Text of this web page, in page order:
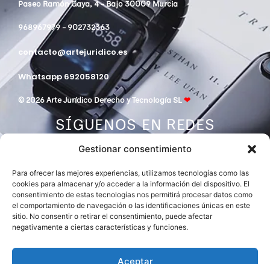
Gestionar consentimiento
Para ofrecer las mejores experiencias, utilizamos tecnologías como las
cookies para almacenar y/o acceder a la información del dispositivo. El
consentimiento de estas tecnologías nos permitirá procesar datos como
el comportamiento de navegación o las identificaciones únicas en este
sitio. No consentir o retirar el consentimiento, puede afectar
negativamente a ciertas características y funciones.
Aceptar
Paseo Ramón Gaya, 4 - Bajo 30009 Murcia
968967979 - 902732363
contacto@artejuridico.es
Whatsapp 692058120
© 2026 Arte Jurídico Derecho y Tecnología SL ❤
SÍGUENOS EN REDES
DESPACHO MIEMBRO DE
INTERNATIONAL LAWYERS NETWORK